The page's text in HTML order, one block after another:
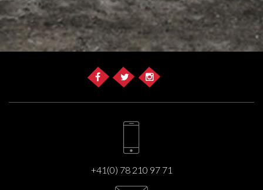
+41(0) 78 210 97 71